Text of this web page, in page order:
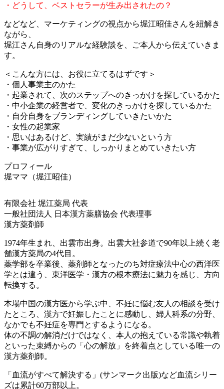
・どうして、ベストセラーが生み出されたの？
などなど、マーケティングの視点から堀江昭佳さんを紐解き
ながら、
堀江さん自身のリアルな経験談を、ご本人から伝えていきま
す。
＜こんな方には、お役に立てるはずです＞
・個人事業主のかた
・起業されて、次のステップへのきっかけを探しているかた
・中小企業の経営者で、変化のきっかけを探しているかた
・自分自身をブランディングしていきたいかた
・女性の起業家
・思いはあるけど、実績がまだ少ないという方
・事業が広がりすぎて、しっかりまとめていきたい方
プロフィール
堀ママ（堀江昭佳）
有限会社 堀江薬局 代表
一般社団法人 日本漢方薬膳協会 代表理事
漢方薬剤師
1974年生まれ、出雲市出身。出雲大社参道で90年以上続く老
舗漢方薬局の4代目。
薬学部を卒業後、薬剤師となったのち対症療法中心の西洋医
学とは違う、東洋医学・漢方の根本療法に魅力を感じ、方向
転換する。
本場中国の漢方医から学ぶ中、不妊に悩む友人の相談を受け
たところ、漢方で妊娠したことに感動し、婦人科系の分野、
なかでも不妊症を専門とするようになる。
体の不調の解消だけではなく、本人の抱えている常識や執着
といった束縛からの「心の解放」を終着点としている唯一の
漢方薬剤師。
「血流がすべて解決する」(サンマーク出版)など血流シリー
ズは累計60万部以上。